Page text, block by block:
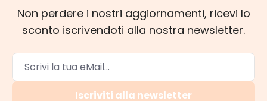
Non perdere i nostri aggiornamenti, ricevi lo
sconto iscrivendoti alla nostra newsletter.
Iscriviti alla newsletter